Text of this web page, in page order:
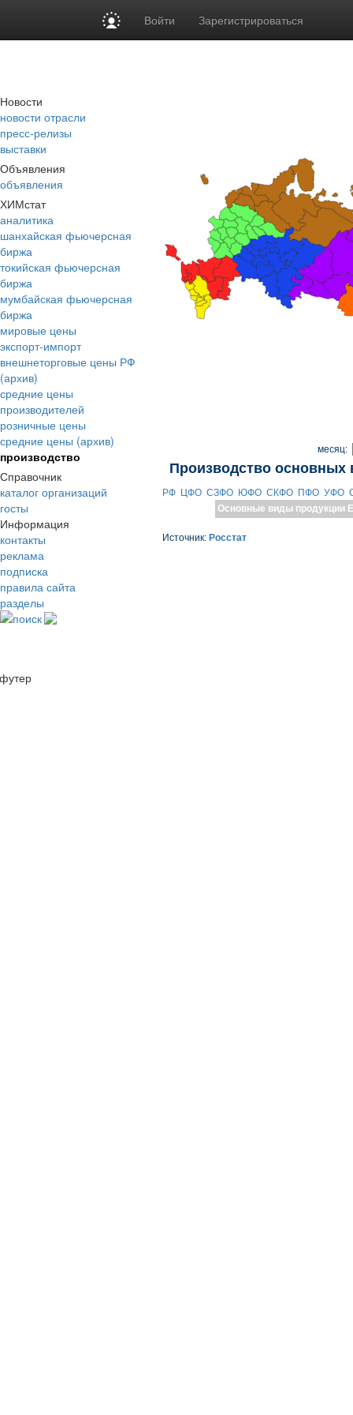
Войти Зарегистрироваться
Новости
новости отрасли
пресс-релизы
выставки
Объявления
объявления
ХИМстат
аналитика
шанхайская фьючерсная
биржа
токийская фьючерсная
биржа
мумбайская фьючерсная
биржа
мировые цены
экспорт-импорт
внешнеторговые цены РФ
(архив)
средние цены
производителей
розничные цены
средние цены (архив)
производство
Справочник
каталог организаций
госты
Информация
контакты
реклама
подписка
правила сайта
разделы
поиск
месяц:
Производство основных
РФ ЦФО СЗФО ЮФО СКФО ПФО УФО
Основные виды продукции
Источник: Росстат
футер